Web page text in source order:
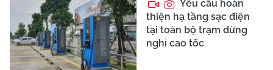
Yêu cầu hoàn
thiện hạ tầng sạc điện
tại toàn bộ trạm dừng
nghỉ cao tốc